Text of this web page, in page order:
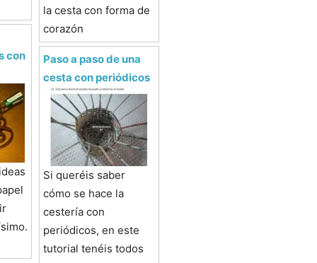
con
la cesta con forma de
corazón
Paso a paso de una
cesta con periódicos
Si queréis saber
cómo se hace la
cestería con
periódicos, en este
tutorial tenéis todos